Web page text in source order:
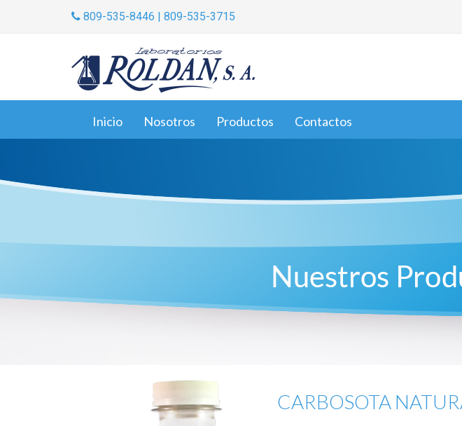
809-535-8446 | 809-535-3715
Inicio Nosotros Productos Contactos
CARBOSOTA